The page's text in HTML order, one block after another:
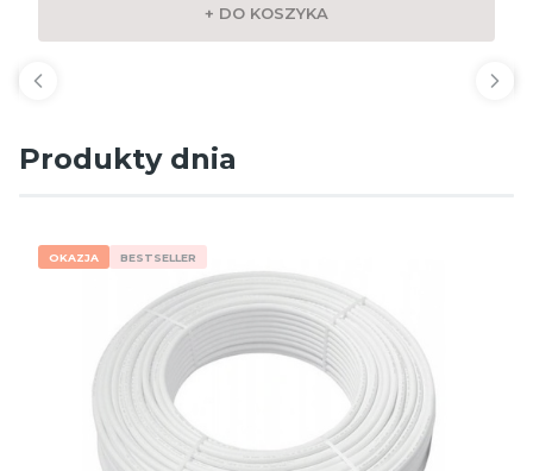
+ DO KOSZYKA
Produkty dnia
OKAZJA BESTSELLER